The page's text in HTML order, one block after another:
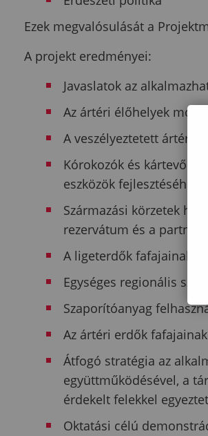
Ezek megvalósulását a
A projekt eredményei:
Javaslatok az
Az ártéri élőhelyek
A veszélyeztetett ártéri
Kórokozók és kártevők
eszközök fejlesztéséhez
Származási körzetek
rezervátum és a
A ligeterdők fafajainak
Egységes regionális
Szaporítóanyag
Az ártéri erdők
Átfogó stratégia az
együttműködésével, a
érdekelt felekkel
Oktatási célú